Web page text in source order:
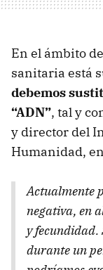
En el ámbito
sanitaria está
debemos
“ADN”, tal y
y director del
Humanidad,
Actualmente
negativa, en
y fecundidad.
durante un